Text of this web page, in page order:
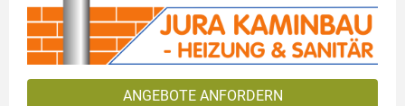
ANGEBOTE ANFORDERN